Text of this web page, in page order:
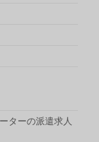
ターの派遣求人